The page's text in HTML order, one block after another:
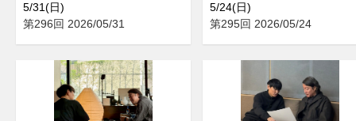
5/31(日)
第296回 2026/05/31
5/24(日)
第295回 2026/05/24